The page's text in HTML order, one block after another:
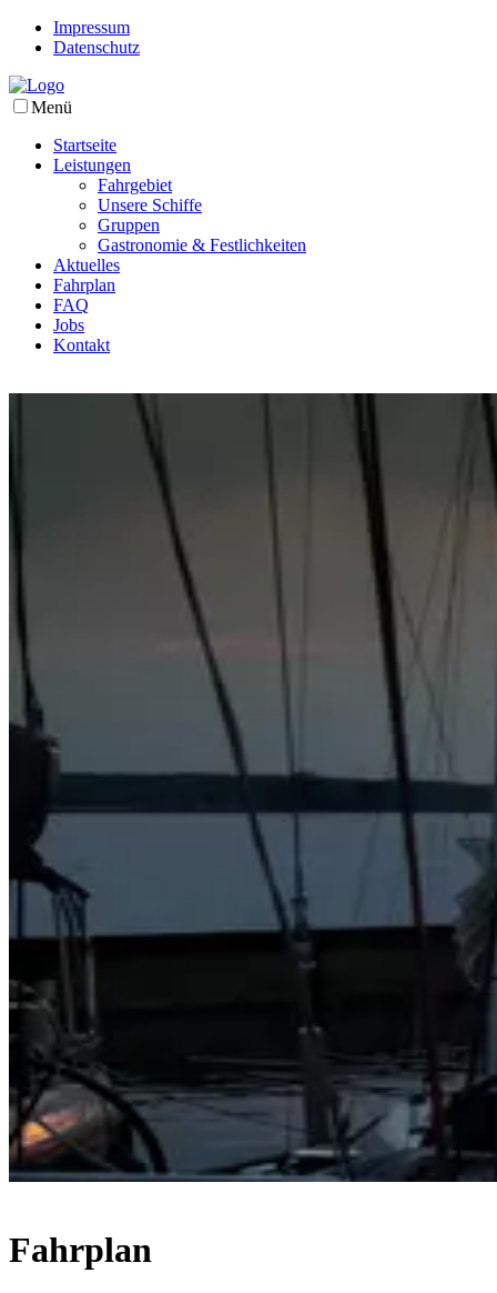
Impressum
Datenschutz
Menü
Startseite
Leistungen
Fahrgebiet
Unsere Schiffe
Gruppen
Gastronomie & Festlichkeiten
Aktuelles
Fahrplan
FAQ
Jobs
Kontakt
Fahrplan